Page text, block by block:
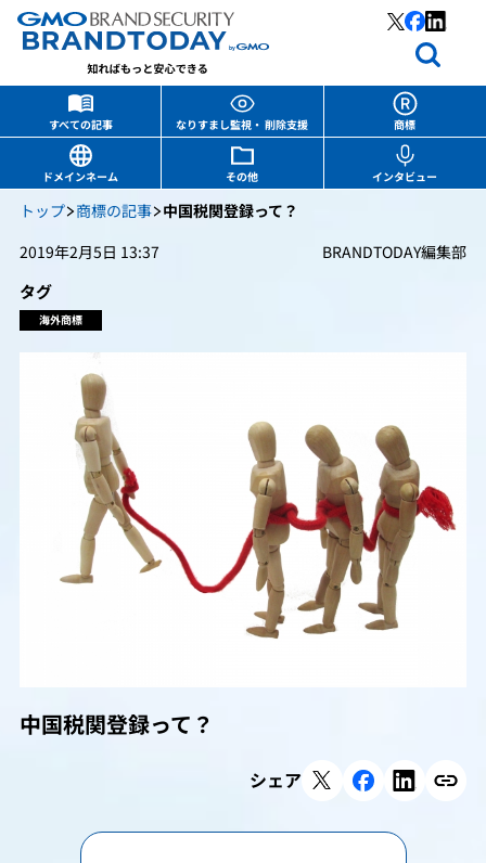
すべての記事 なりすまし監視・ 削除支援
商標
ドメインネーム
その他 インタビュー
トップ 商標の記事 中国税関登録って？
2019年2月5日 13:37
BRANDTODAY編集部
タグ
海外商標
中国税関登録って？
シェア